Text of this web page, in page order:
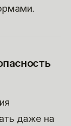
даже на